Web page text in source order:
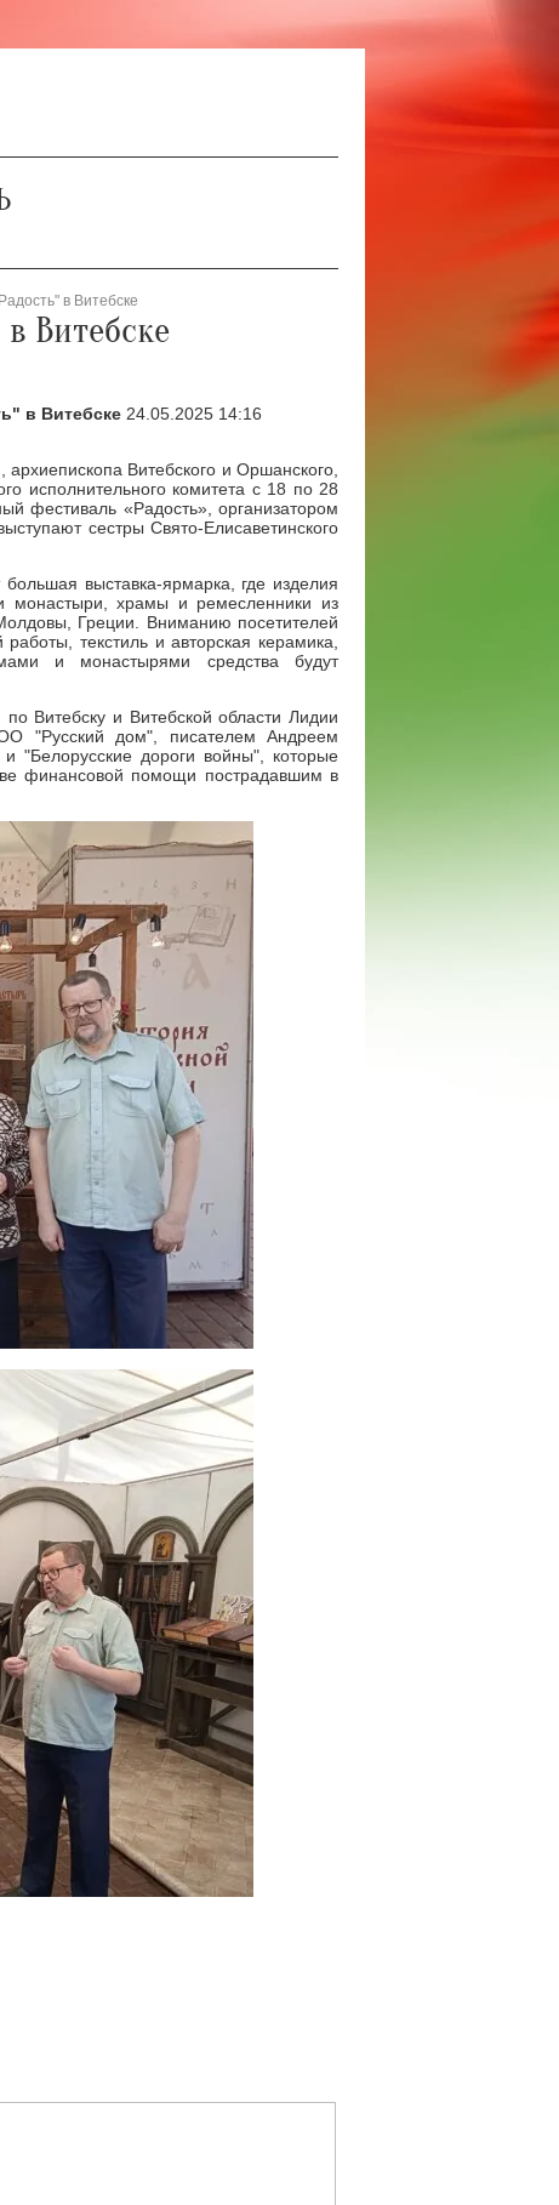
в Витебске
Витебске
в Витебске 24.05.2025 14:16
Витебского и Оршанского,
исполнительного комитета с 18 по 28
фестиваль «Радость», организатором
сестры Свято-Елисаветинского
выставка-ярмарка, где изделия
монастыри, храмы и ремесленники из
Греции. Вниманию посетителей
текстиль и авторская керамика,
и монастырями средства будут
Витебску и Витебской области Лидии
"Русский дом", писателем Андреем
"Белорусские дороги войны", которые
финансовой помощи пострадавшим в